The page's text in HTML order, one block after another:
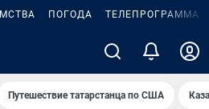
ПОГОДА ТЕЛЕПРОГРАММА
Путешествие татарстанца по США